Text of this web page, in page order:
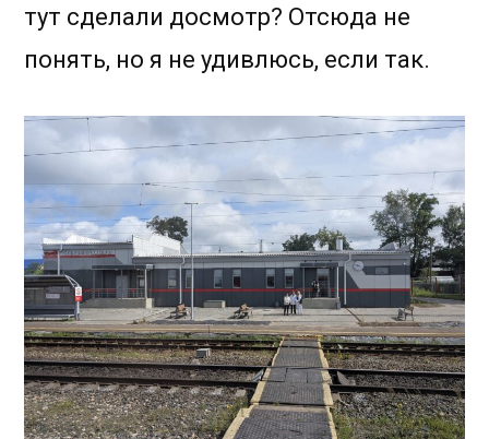
тут сделали досмотр? Отсюда не
понять, но я не удивлюсь, если так.